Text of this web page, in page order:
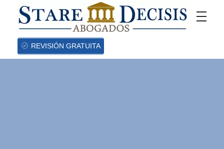
REVISIÓN GRATUITA